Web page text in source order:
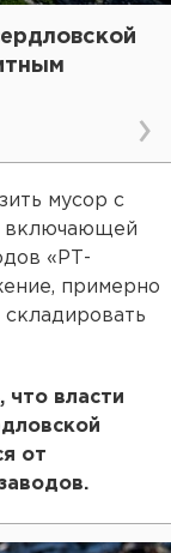
мусор с
включающей
«РТ-
примерно
складировать
что власти
от